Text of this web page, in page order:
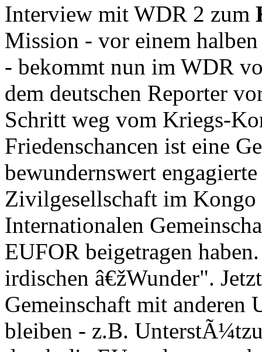
Interview mit WDR 2 zum
Mission - vor einem
- bekommt nun im WDR
dem deutschen Reporter
Schritt weg vom Kriegs-
Friedenschancen ist eine
bewundernswert
Zivilgesellschaft im Kongo
Internationalen
EUFOR beigetragen
irdischen â€žWunder".
Gemeinschaft mit
bleiben - z.B.